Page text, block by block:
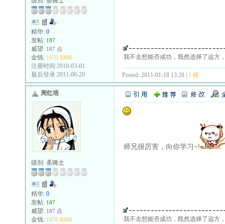
精华: 0
发帖: 187
威望: 187 点
金钱: 1870 RMB
注册时间:2010-03-01
最后登录:2011-06-20
我不去想能否成功，既然选择了远方
Posted: 2011-01-18 13:28 | 1 楼
周红培
级别: 圣骑士
精华: 0
发帖: 187
威望: 187 点
金钱: 1870 RMB
师兄很厉害，向你学习~!
我不去想能否成功，既然选择了远方